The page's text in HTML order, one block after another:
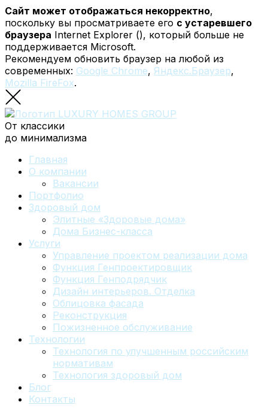
Сайт может отображаться некорректно,
поскольку вы просматриваете его с устаревшего
браузера Internet Explorer (), который больше не
поддерживается Microsoft.
Рекомендуем обновить браузер на любой из
современных: Google Chrome, Яндекс.Браузер,
Mozilla FireFox.
От классики
до минимализма
Главная
О компании
Вакансии
Портфолио
Здоровый дом
Элитные «Здоровые дома»
Дома Бизнес-класса
Услуги
Управление проектом реализации дома
Функция Генпроектировщик
Функция Генподрядчик
Дизайн интерьеров. Отделка
Облицовка фасада
Реконструкция
Пожизненное обслуживание
Технологии
Технология по улучшенным российским
нормативам
Технология здоровый дом
Блог
Контакты